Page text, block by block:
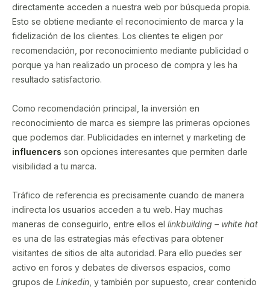
directamente acceden a nuestra web por búsqueda propia.
Esto se obtiene mediante el reconocimiento de marca y la
fidelización de los clientes. Los clientes te eligen por
recomendación, por reconocimiento mediante publicidad o
porque ya han realizado un proceso de compra y les ha
resultado satisfactorio.
Como recomendación principal, la inversión en
reconocimiento de marca es siempre las primeras opciones
que podemos dar. Publicidades en internet y marketing de
influencers son opciones interesantes que permiten darle
visibilidad a tu marca.
Tráfico de referencia es precisamente cuando de manera
indirecta los usuarios acceden a tu web. Hay muchas
maneras de conseguirlo, entre ellos el linkbuilding – white hat
es una de las estrategias más efectivas para obtener
visitantes de sitios de alta autoridad. Para ello puedes ser
activo en foros y debates de diversos espacios, como
grupos de Linkedin , y también por supuesto, crear contenido